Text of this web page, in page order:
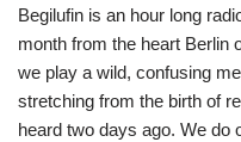
Begilufin is an hour long
month from the heart Berlin
we play a wild, confusing
stretching from the birth of
heard two days ago. We do